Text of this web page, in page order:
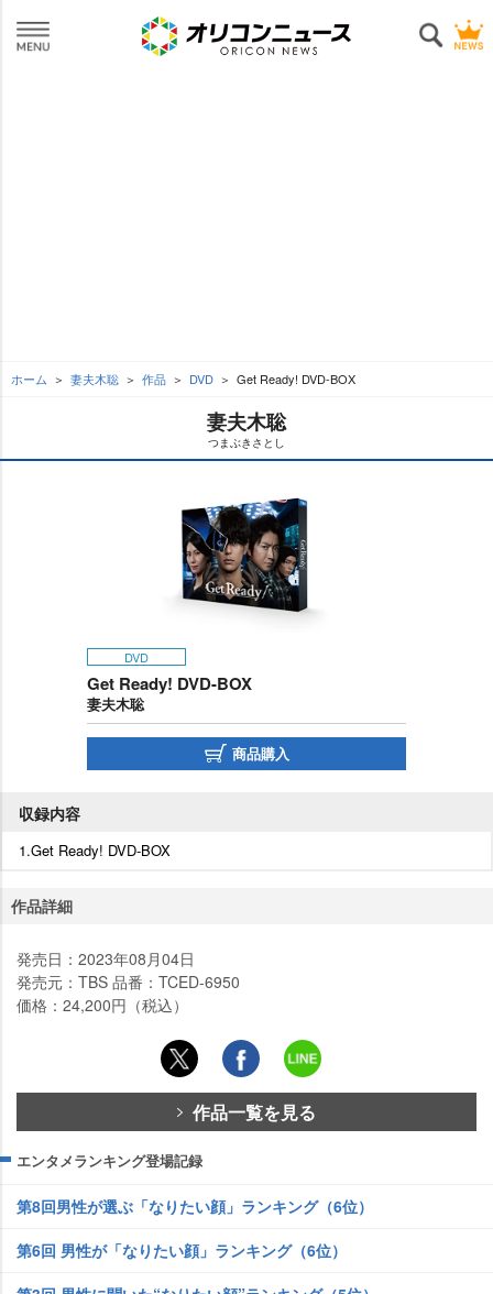
ホーム 妻夫木聡 作品 DVD Get Ready! DVD-BOX
妻夫木聡
つまぶきさとし
DVD
Get Ready! DVD-BOX
妻夫木聡
商品購入
収録内容
1.Get Ready! DVD-BOX
作品詳細
発売日：2023年08月04日
発売元：TBS 品番：TCED-6950
価格：24,200円（税込）
作品一覧を見る
エンタメランキング登場記録
第8回男性が選ぶ「なりたい顔」ランキング（6位）
第6回 男性が「なりたい顔」ランキング（6位）